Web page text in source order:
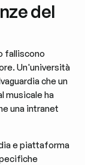
del
falliscono
Un'università
che un
musicale ha
una intranet
e piattaforma